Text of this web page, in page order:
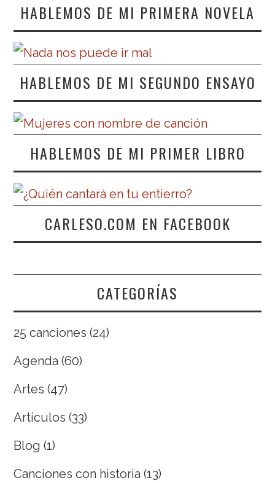
HABLEMOS DE MI PRIMERA NOVELA
HABLEMOS DE MI SEGUNDO ENSAYO
HABLEMOS DE MI PRIMER LIBRO
CARLESO.COM EN FACEBOOK
CATEGORÍAS
25 canciones (24)
Agenda (60)
Artes (47)
Artículos (33)
Blog (1)
Canciones con historia (13)